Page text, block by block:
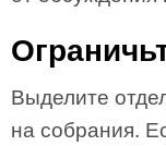
Выделите
на собрания.